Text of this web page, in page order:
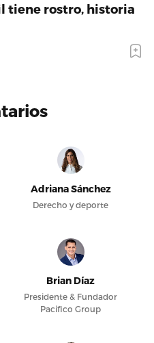
tiene rostro, historia
Adriana Sánchez
Derecho y deporte
Brian Díaz
Presidente & Fundador
Pacifico Group